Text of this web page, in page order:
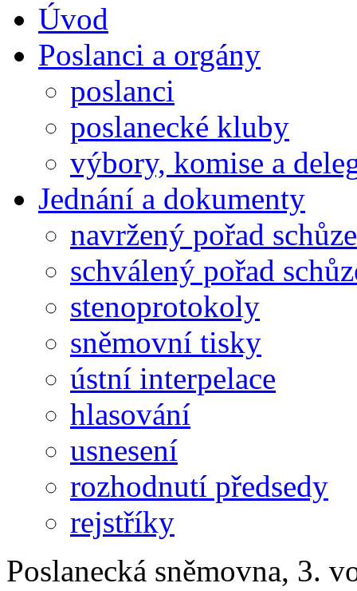
Úvod
Poslanci a orgány
poslanci
poslanecké kluby
výbory, komise a
Jednání a dokumenty
navržený pořad schůze
schválený pořad
stenoprotokoly
sněmovní tisky
ústní interpelace
hlasování
usnesení
rozhodnutí předsedy
rejstříky
Poslanecká sněmovna, 3.